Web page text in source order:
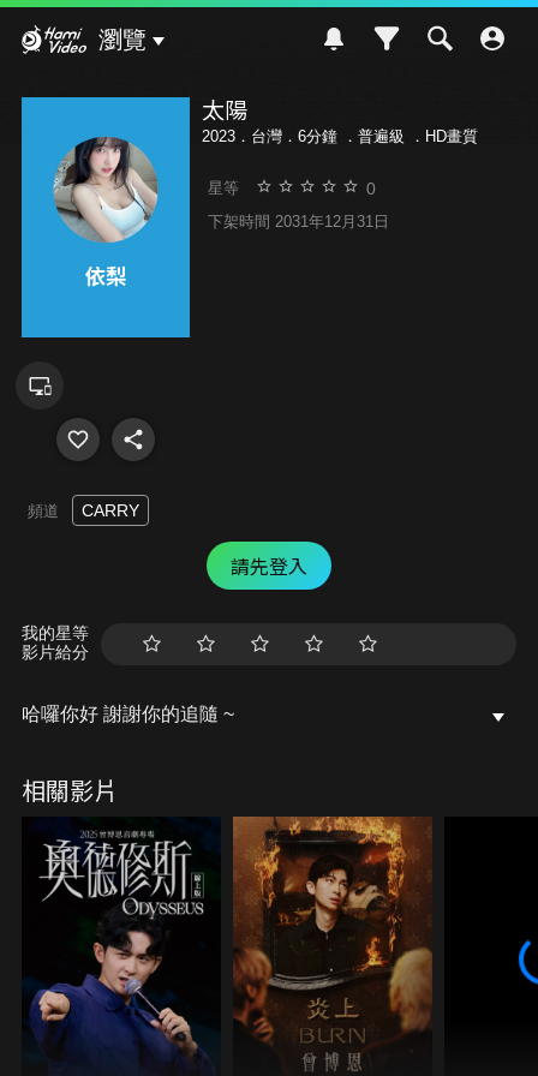
瀏覽
太陽
2023．台灣．6分鐘 ． 普遍級 ．HD畫質
星等 0
下架時間 2031年12月31日
頻道 CARRY
請先登入
我的星等
影片給分
哈囉你好 謝謝你的追隨 ~
相關影片